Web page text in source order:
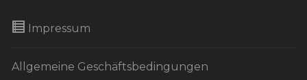
Impressum
Allgemeine Geschäftsbedingungen